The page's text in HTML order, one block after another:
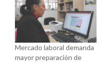
Mercado laboral demanda
mayor preparación de